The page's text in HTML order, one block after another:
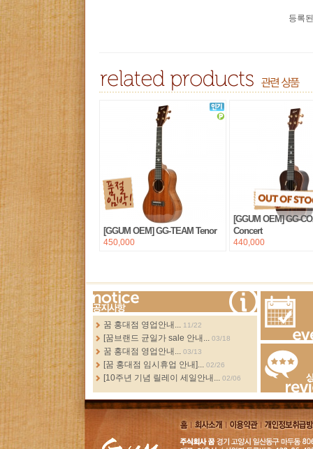
등록
[GGUM OEM] GG-TEAM Tenor
450,000
[GGUM OEM] GG-
Concert
440,000
more...
꿈 홍대점 영업안내... 11/22
[꿈브랜드 균일가 sale 안내... 03/18
꿈 홍대점 영업안내... 03/13
[꿈 홍대점 임시휴업 안내]... 02/26
[10주년 기념 릴레이 세일안내... 02/06
Events
Review
홈
회사소
이용약
개인정보취급